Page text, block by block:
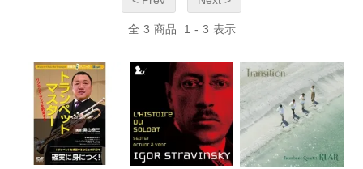
全 3 商品 1 - 3 表示